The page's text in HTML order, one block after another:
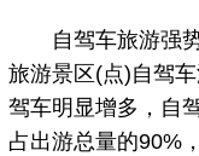
自驾车旅游强势
旅游景区(点)自驾
驾车明显增多，自
占出游总量的90%